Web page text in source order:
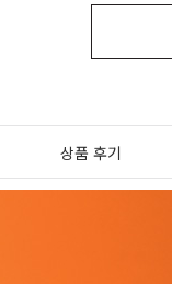
상품 후기